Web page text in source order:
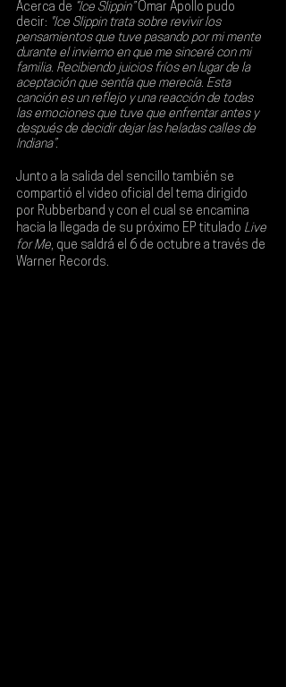
Acerca de “Ice Slippin” Omar Apollo pudo
decir: "Ice Slippin trata sobre revivir los
pensamientos que tuve pasando por mi mente
durante el invierno en que me sinceré con mi
familia. Recibiendo juicios fríos en lugar de la
aceptación que sentía que merecía. Esta
canción es un reflejo y una reacción de todas
las emociones que tuve que enfrentar antes y
después de decidir dejar las heladas calles de
Indiana”.
Junto a la salida del sencillo también se
compartió el video oficial del tema dirigido
por Rubberband y con el cual se encamina
hacia la llegada de su próximo EP titulado Live
for Me, que saldrá el 6 de octubre a través de
Warner Records.